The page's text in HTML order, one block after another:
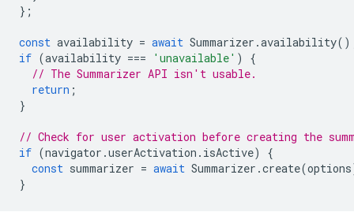
};
const availability = await Summarizer .availability
if (availability === 'unavailable' )
{
// The Summarizer API isn't usable.
return ;
}
// Check for user activation before creating the
if (navigator .userActivation . isActive)
{
const summarizer = await Summarizer .create(options
}